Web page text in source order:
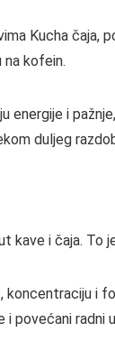
Kucha
na kofein.
i
duljeg
kave i čaja.
i
povećani radni